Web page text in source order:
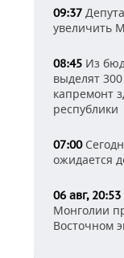
09:37
увеличить
08:45 Из
выделят
капремонт
республики
07:00
ожидается
06 авг, 20:53
Монголии
Восточном